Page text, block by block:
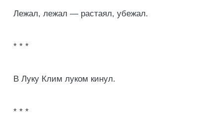
Лежал, лежал — растаял, убежал.
* * *
В Луку Клим луком кинул.
* * *